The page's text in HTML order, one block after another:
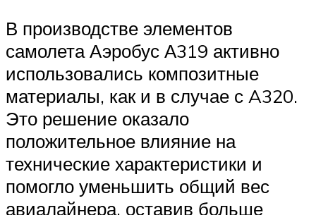
В производстве элементов
самолета Аэробус А319 активно
использовались композитные
материалы, как и в случае с A320.
Это решение оказало
положительное влияние на
технические характеристики и
помогло уменьшить общий вес
авиалайнера, оставив больше